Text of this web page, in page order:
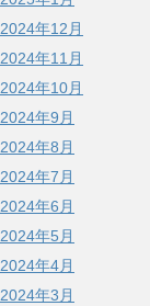
2024年12月
2024年11月
2024年10月
2024年9月
2024年8月
2024年7月
2024年6月
2024年5月
2024年4月
2024年3月